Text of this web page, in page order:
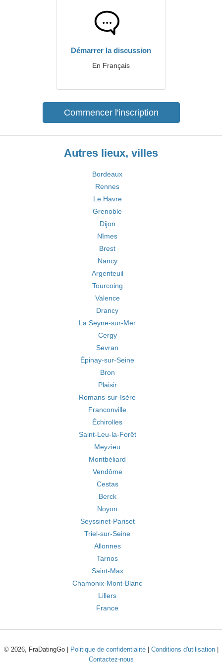
Démarrer la discussion
En Français
Commencer l'inscription
Autres lieux, villes
Bordeaux
Rennes
Le Havre
Grenoble
Dijon
Nîmes
Brest
Nancy
Argenteuil
Tourcoing
Valence
Drancy
La Seyne-sur-Mer
Cergy
Sevran
Épinay-sur-Seine
Bron
Plaisir
Romans-sur-Isère
Franconville
Échirolles
Saint-Leu-la-Forêt
Meyzieu
Montbéliard
Vendôme
Cestas
Berck
Noyon
Seyssinet-Pariset
Triel-sur-Seine
Allonnes
Tarnos
Saint-Max
Chamonix-Mont-Blanc
Lillers
France
© 2026, FraDatingGo | Politique de confidentialité| Conditions d'utilisation|
Contactez-nous